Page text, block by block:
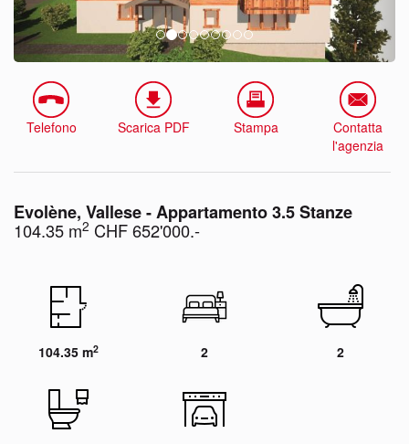
Telefono Scarica PDF Stampa
Contatta
l'agenzia
Evolène, Vallese - Appartamento 3.5 Stanze
104.35 m2 CHF 652'000.-
104.35 m2 2 2